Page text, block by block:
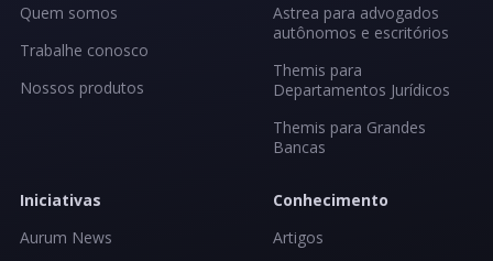
Quem somos
Trabalhe conosco
Nossos produtos
Astrea para advogados
autônomos e escritórios
Themis para
Departamentos Jurídicos
Themis para Grandes
Bancas
Iniciativas
Aurum News
Conhecimento
Artigos